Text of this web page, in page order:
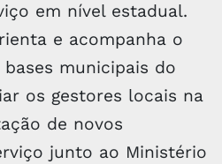
em nível estadual.
e acompanha o
municipais do
os gestores locais na
de novos
junto ao Ministério